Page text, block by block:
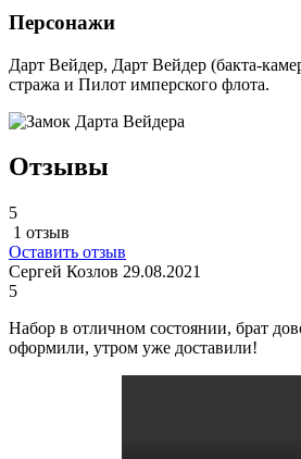
Персонажи
Дарт Вейдер, Дарт Вейдер (бакта-
стража и Пилот имперского флота.
Отзывы
5
1 отзыв
Оставить отзыв
Сергей Козлов 29.08.2021
5
Набор в отличном состоянии, брат
оформили, утром уже доставили!